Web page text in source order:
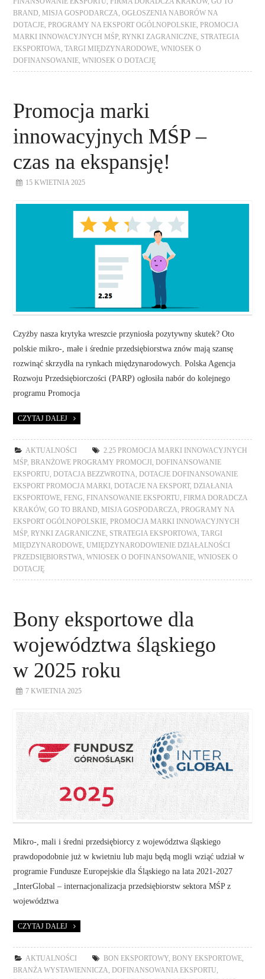
BRAND ,MISJA GOSPODARCZA ,OGŁOSZENIA NABORÓW NA
DOTACJE ,PROGRAMY NA EKSPORT OGÓLNOPOLSKIE ,PROMOCJA
MARKI INNOWACYJNYCH MŚP ,RYNKI ZAGRANICZNE STRATEGIA
EKSPORTOWA ,TARGI MIĘDZYNARODOWE ,WNIOSEK O
DOFINANSOWANIE ,WNIOSEK O DOTACJĘ
Promocja marki
innowacyjnych MŚP –
czas na ekspansję!
15 KWIETNIA 2025
Czyżby nasza krytyka wreszcie przyniosła pozytywny skutek? Oto
polskie mikro-, małe i średnie przedsiębiorstwa znów mają szansę
rozwinąć skrzydła na rynkach międzynarodowych. Polska Agencja
Rozwoju Przedsiębiorczości (PARP) ogłosiła nabór do kolejnego
programu Promocja
CZYTAJ DALEJ
AKTUALNOŚCI
2.25 PROMOCJA MARKI INNOWACYJNYCH
MŚP ,BRANŻOWE PROGRAMY PROMOCJI ,DOFINANSOWANIE
EKSPORTU ,DOTACJA BEZZWROTNA ,DOTACJE DOFINANSOWANIE
EKSPORT PROMOCJA MARKI
,DOTACJE NA EKSPORT,DZIAŁANIA
EKSPORTOWE ,FENG ,FINANSOWANIE EKSPORTU ,FIRMA DORADCZA
KRAKÓW,GO TO BRAND ,MISJA GOSPODARCZA ,PROGRAMY NA
EKSPORT OGÓLNOPOLSKIE ,PROMOCJA MARKI INNOWACYJNYCH
MŚP ,RYNKI ZAGRANICZNE STRATEGIA EKSPORTOWA ,TARGI
MIĘDZYNARODOWE ,UMIĘDZYNARODOWIENIE DZIAŁALNOŚCI
PRZEDSIĘBIORSTWA ,WNIOSEK O DOFINANSOWANIE ,WNIOSEK O
DOTACJĘ
Bony eksportowe dla
województwa śląskiego
w 2025 roku
7 KWIETNIA 2025
Mikro-, mali i średni przedsiębiorcy z województwa śląskiego
prawdopodobnie już w kwietniu lub maju będą mogli wziąć udział w
programie Fundusze Europejskie dla Śląskiego na lata 2021-2027
„InterGlobal – internacjonalizacja przedsiębiorstw sektora MŚP z
województwa
CZYTAJ DALEJ
AKTUALNOŚCI BON EKSPORTOWY ,BONY EKSPORTOWE
BRANŻA WYSTAWIENNICZA ,DOFINANSOWANIA EKSPORTU